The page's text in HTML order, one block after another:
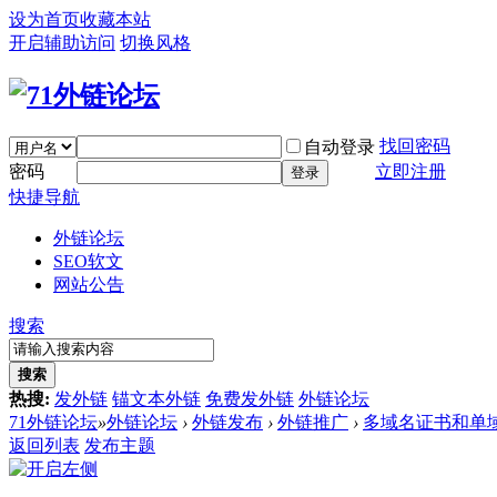
设为首页收藏本站
开启辅助访问 切换风格
自动登录 找回密码
密码
登录
立即注册
快捷导航
外链论坛
SEO软文
网站公告
搜索
搜索
热搜: 发外链 锚文本外链 免费发外链 外链论坛
71外链论坛»外链论坛 › 外链发布 › 外链推广 › 多域名证书和单
返回列表 发布主题